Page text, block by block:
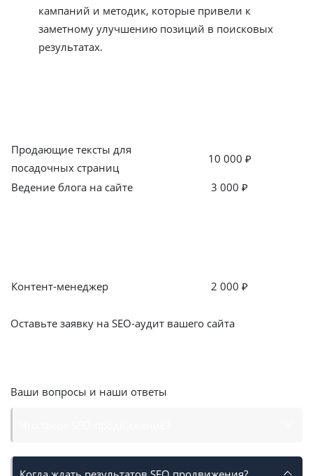
кампаний и методик, которые привели к
заметному улучшению позиций в поисковых
результатах.
Продающие тексты для
посадочных страниц
10 000 ₽
Ведение блога на сайте 3 000 ₽
Контент-менеджер
2 000 ₽
Оставьте заявку на SEO-аудит вашего сайта
Ваши вопросы и наши ответы